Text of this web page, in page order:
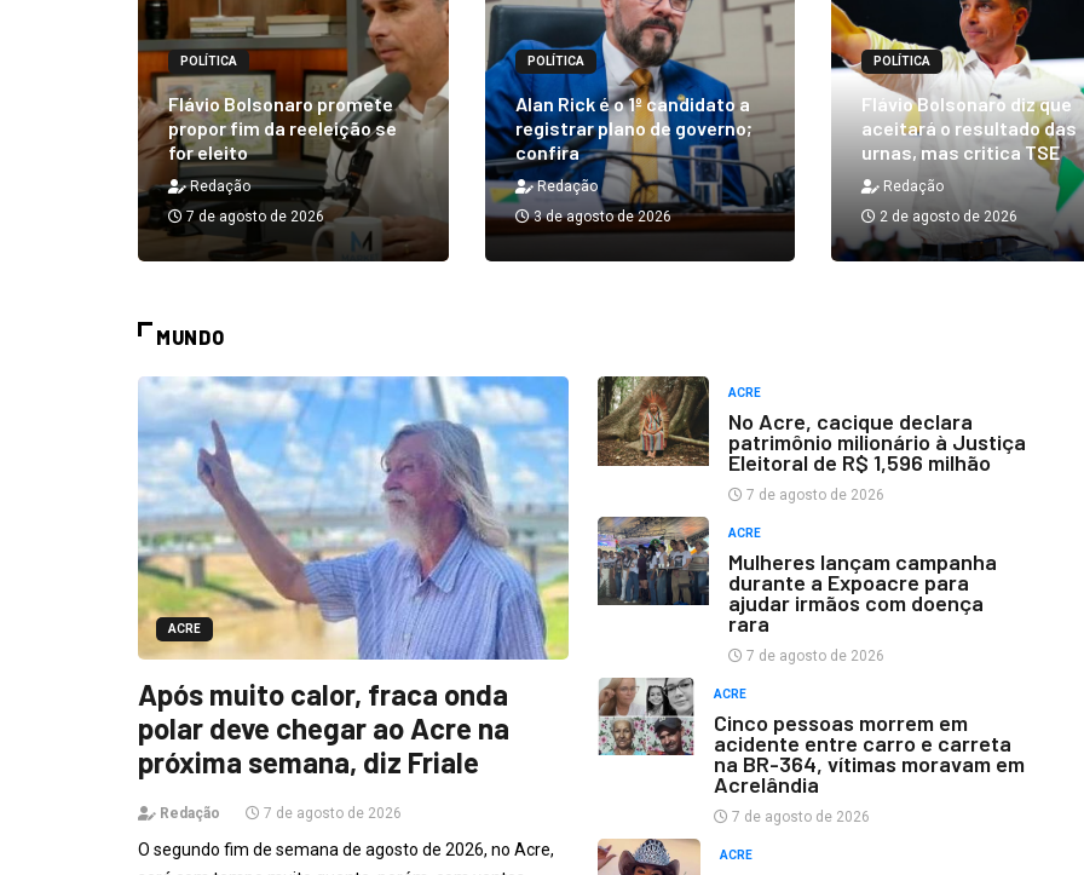
POLÍTICA
Flávio Bolsonaro promete
propor fim da reeleição se
for eleito
Redação
7 de agosto de 2026
POLÍTICA
Alan Rick é o 1º candidato a
registrar plano de governo;
confira
Redação
3 de agosto de 2026
POLÍTICA
Flávio Bolsonaro diz que
aceitará o resultado das
urnas, mas critica TSE
Redação
2 de agosto de 2026
MUNDO
ACRE
Após muito calor, fraca onda
polar deve chegar ao Acre na
próxima semana, diz Friale
Redação 7 de agosto de 2026
O segundo fim de semana de agosto de 2026, no Acre,
ACRE
No Acre, cacique declara
patrimônio milionário à Justiça
Eleitoral de R$ 1,596 milhão
7 de agosto de 2026
ACRE
Mulheres lançam campanha
durante a Expoacre para
ajudar irmãos com doença
rara
7 de agosto de 2026
ACRE
Cinco pessoas morrem em
acidente entre carro e carreta
na BR-364, vítimas moravam em
Acrelândia
7 de agosto de 2026
ACRE